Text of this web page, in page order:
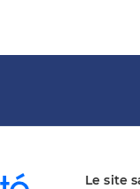
Le site